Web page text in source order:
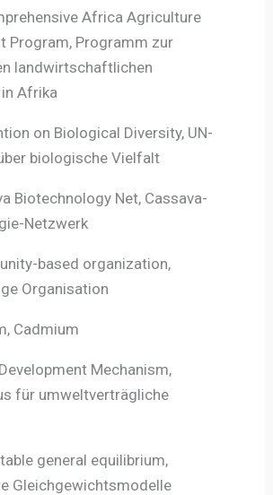
Africa Agriculture
Program, Programm zur
landwirtschaftlichen
Afrika
on Biological Diversity, UN-
biologische Vielfalt
Biotechnology Net, Cassava-
Netzwerk
based organization,
Organisation
Cadmium
Mechanism,
für umweltverträgliche
general equilibrium,
Gleichgewichtsmodelle